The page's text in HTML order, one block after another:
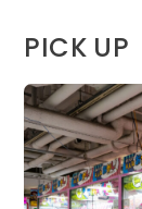
PICK UP